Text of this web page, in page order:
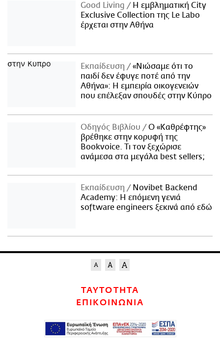
Good Living
Η εμβληματική City
Exclusive Collection της Le Labo
έρχεται στην Αθήνα
Εκπαίδευση
«Νιώσαμε ότι το
παιδί δεν έφυγε ποτέ από την
Αθήνα»: Η εμπειρία οικογενειών
που επέλεξαν σπουδές στην Κύπρο
Οδηγός Βιβλίου
Ο «Καθρέφτης»
βρέθηκε στην κορυφή της
Bookvoice. Τι τον ξεχώρισε
ανάμεσα στα μεγάλα best sellers;
Εκπαίδευση
Novibet Backend
Academy: Η επόμενη γενιά
software engineers ξεκινά από εδώ
ΤΑΥΤΟΤΗΤΑ
ΕΠΙΚΟΙΝΩΝΙΑ